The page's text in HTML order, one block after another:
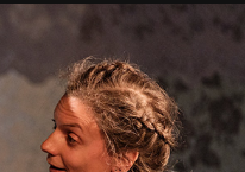
dans un camion